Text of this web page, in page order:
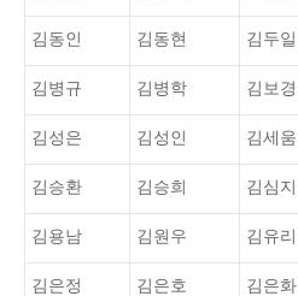
김동인 김동현 김두일
김병규 김병학 김보경
김성은 김성인 김세움
김승환 김승희 김심지
김용남 김원우 김유리
김은정 김은호 김은화